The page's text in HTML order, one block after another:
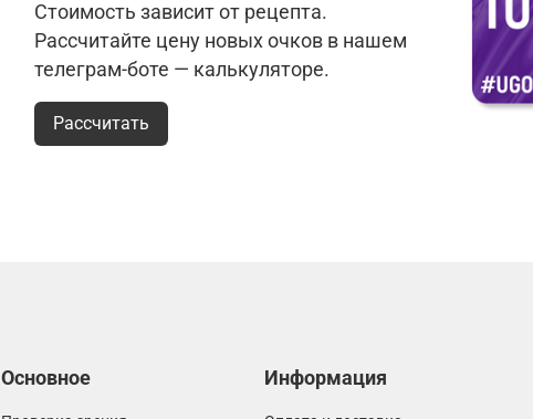
Стоимость зависит от рецепта.
Рассчитайте цену новых очков в нашем
телеграм-боте — калькуляторе.
Рассчитать
Основное Информация